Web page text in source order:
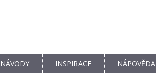
NÁVODY INSPIRACE NÁPOVĚDA